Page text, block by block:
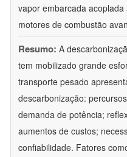
vapor embarcada
motores de combustão
Resumo: A
tem mobilizado grande
transporte pesado
descarbonização:
demanda de potência;
aumentos de custos;
confiabilidade. Fatores